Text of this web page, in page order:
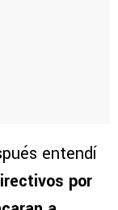
entendí
por